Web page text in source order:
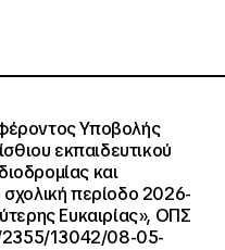
Υποβολής
εκπαιδευτικού
και
περίοδο 2026-
Ευκαιρίας», ΟΠΣ
2355/13042/08-05-